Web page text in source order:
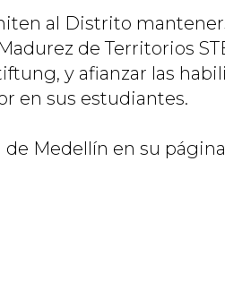
al Distrito
de Territorios
y afianzar las
en sus estudiantes.
de Medellín en su